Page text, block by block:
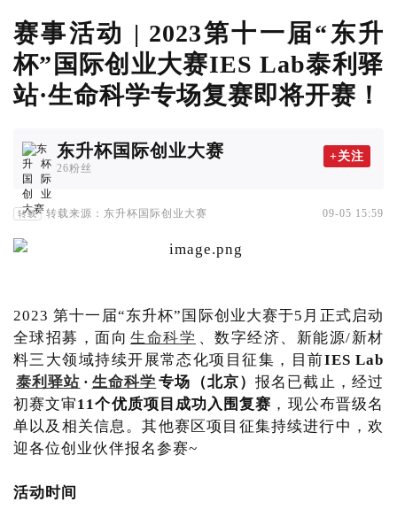
赛事活动 | 2023第十一届“东升
杯”国际创业大赛IES Lab泰利驿
站·生命科学专场复赛即将开赛！
东升杯国际创业大赛
26粉丝
+关注
转载 转载来源：东升杯国际创业大赛 09-05 15:59
2023 第十一届“东升杯”国际创业大赛于5月正式启动
全球招募，面向 生命科学 、数字经济、新能源/新材
料三大领域持续开展常态化项目征集，目前IES Lab
泰利驿站 · 生命科学 专场（北京）报名已截止，经过
初赛文审11个优质项目成功入围复赛 ，现公布晋级名
单以及相关信息。其他赛区项目征集持续进行中，欢
迎各位创业伙伴报名参赛~
活动时间